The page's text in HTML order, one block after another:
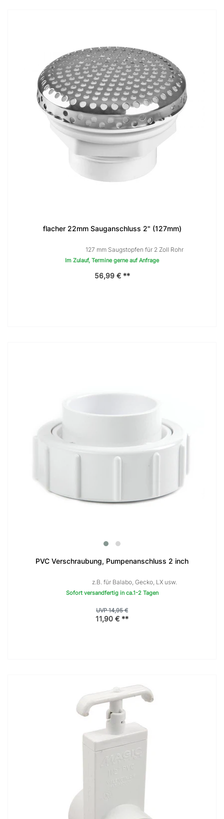
flacher 22mm Sauganschluss 2" (127mm)
127 mm Saugstopfen für 2 Zoll Rohr
Im Zulauf, Termine gerne auf Anfrage
56,99 € **
PVC Verschraubung, Pumpenanschluss 2 inch
z.B. für Balabo, Gecko, LX usw.
Sofort versandfertig in ca.1-2 Tagen
UVP 14,95 €
11,90 € **